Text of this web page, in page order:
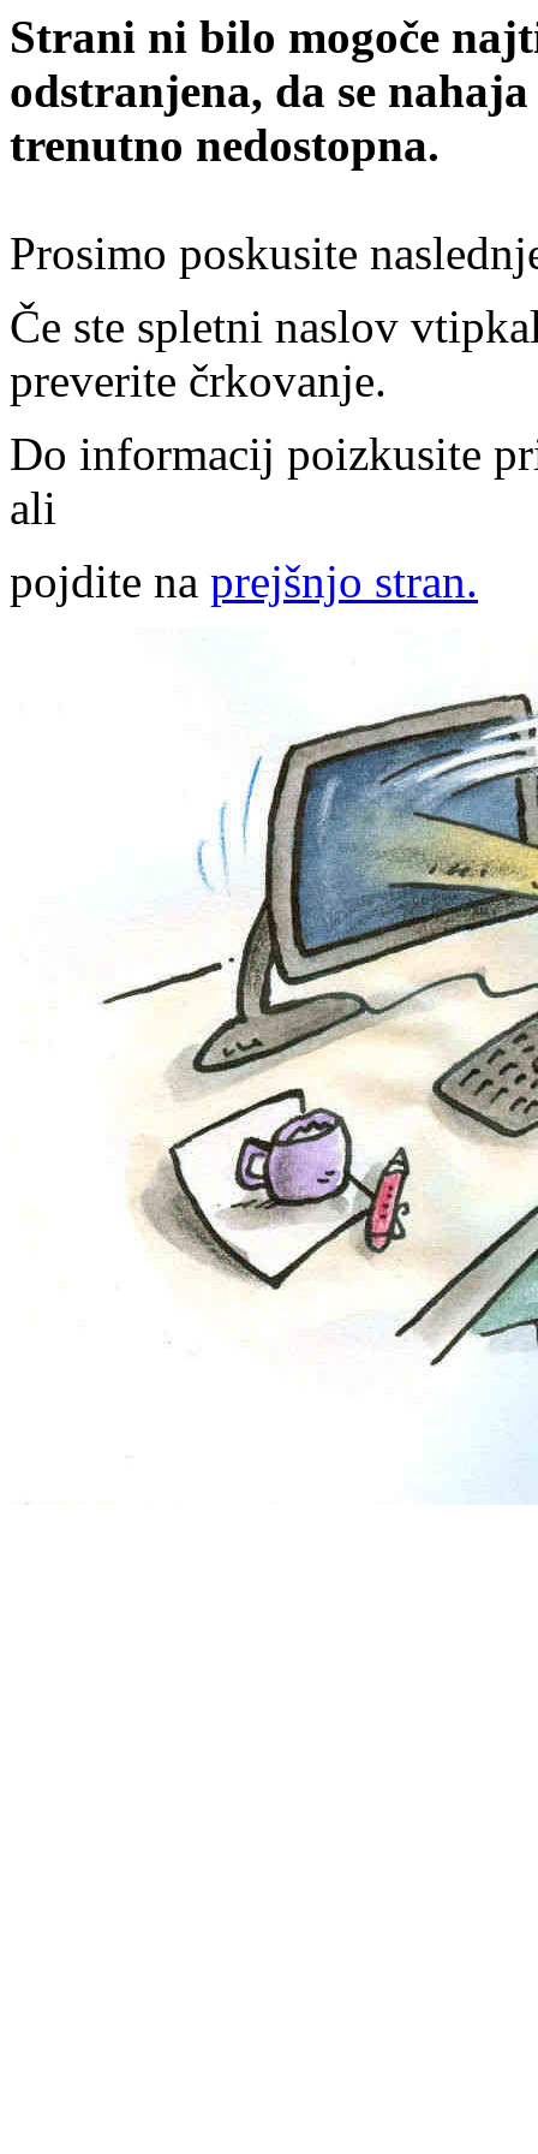
Strani ni bilo mogoče
odstranjena, da se
trenutno nedostopna.
Prosimo poskusite
Če ste spletni naslov
preverite črkovanje.
Do informacij poizkusite
ali
pojdite na prejšnjo stran.